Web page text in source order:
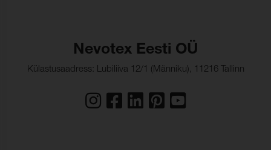
Nevotex Eesti OÜ
Külastusaadress: Lubiliiva 12/1 (Männiku), 11216 Tallinn